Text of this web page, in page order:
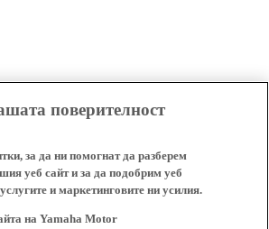
поверителност
за да ни помогнат да разберем
уеб сайт и за да подобрим уеб
и маркетинговите ни усилия.
на Yamaha Motor